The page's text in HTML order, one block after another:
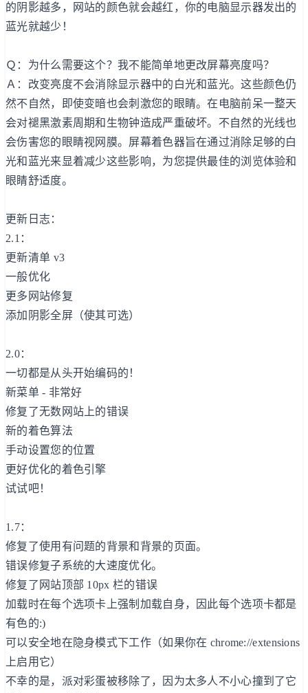
的阴影越多，网站的颜色就会越红，你的电脑显示器发出的
蓝光就越少！
Ｑ：为什么需要这个？我不能简单地更改屏幕亮度吗？
Ａ：改变亮度不会消除显示器中的白光和蓝光。这些颜色仍
然不自然，即使变暗也会刺激您的眼睛。在电脑前呆一整天
会对褪黑激素周期和生物钟造成严重破坏。不自然的光线也
会伤害您的眼睛视网膜。屏幕着色器旨在通过消除足够的白
光和蓝光来显着减少这些影响，为您提供最佳的浏览体验和
眼睛舒适度。
更新日志：
2.1：
更新清单 v3
一般优化
更多网站修复
添加阴影全屏（使其可选）
2.0：
一切都是从头开始编码的！
新菜单 - 非常好
修复了无数网站上的错误
新的着色算法
手动设置您的位置
更好优化的着色引擎
试试吧！
1.7：
修复了使用有问题的背景和背景的页面。
错误修复子系统的大速度优化。
修复了网站顶部 10px 栏的错误
加载时在每个选项卡上强制加载自身，因此每个选项卡都是
有色的:)
可以安全地在隐身模式下工作（如果你在 chrome://extensions
上启用它）
不幸的是，派对彩蛋被移除了，因为太多人不小心撞到了它